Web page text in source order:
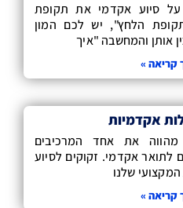
סיוע אקדמי את תקופת
הלחץ", יש לכם המון
אותן והמחשבה "איך
קריאה »
אקדמיות
את אחד המרכיבים
לתואר אקדמי. זקוקים לסיוע
שלנו
קריאה »